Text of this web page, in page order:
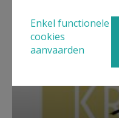
Enkel functionele
cookies
aanvaarden